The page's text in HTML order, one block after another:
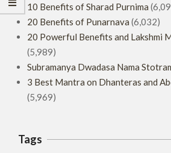
10 Benefits of Sharad Purnima
20 Benefits of Punarnava (6,032)
20 Powerful Benefits and Lakshmi
(5,989)
Subramanya Dwadasa Nama
3 Best Mantra on Dhanteras and
(5,969)
Tags